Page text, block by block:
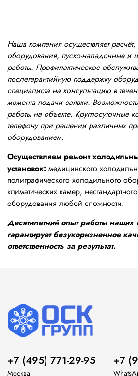
Наша компания осуществляет расчёт,
оборудования, пуско-наладочные и
работы. Профилактическое
послегарантийную поддержку
специалиста на консультацию в
момента подачи заявки.
работы на объекте. Круглосуточные
телефону при решении различных
оборудованием.
Осуществляем ремонт
установок: медицинского
полиграфического холодильного
климатических камер,
оборудования любой сложности.
Десятилетний опыт работы наших
гарантирует безукоризненное
ответственность за результат.
+7 (495) 771-29-95
Москва
+7